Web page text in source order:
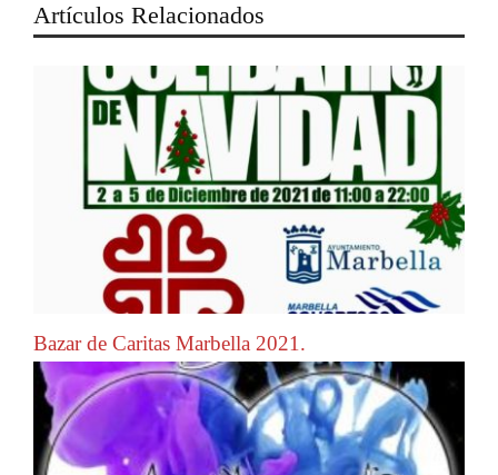
Artículos Relacionados
Bazar de Caritas Marbella 2021.